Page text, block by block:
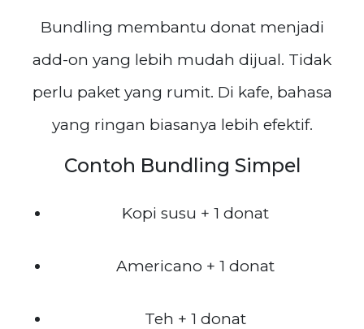
Bundling membantu donat menjadi
add-on yang lebih mudah dijual. Tidak
perlu paket yang rumit. Di kafe, bahasa
yang ringan biasanya lebih efektif.
Contoh Bundling Simpel
Kopi susu + 1 donat
Americano + 1 donat
Teh + 1 donat